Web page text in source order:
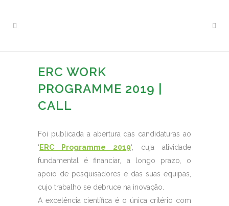
ERC WORK
PROGRAMME 2019 |
CALL
Foi publicada a abertura das candidaturas ao
‘ ERC Programme 2019‘, cuja atividade
fundamental é financiar, a longo prazo, o
apoio de pesquisadores e das suas equipas,
cujo trabalho se debruce na inovação.
A excelência científica é o única critério com